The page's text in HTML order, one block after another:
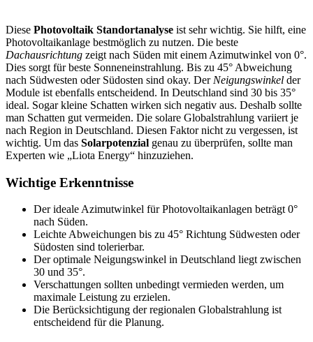
Diese Photovoltaik Standortanalyse ist sehr wichtig. Sie hilft, eine
Photovoltaikanlage bestmöglich zu nutzen. Die beste
Dachausrichtung zeigt nach Süden mit einem Azimutwinkel von 0°.
Dies sorgt für beste Sonneneinstrahlung. Bis zu 45° Abweichung
nach Südwesten oder Südosten sind okay. Der Neigungswinkel der
Module ist ebenfalls entscheidend. In Deutschland sind 30 bis 35°
ideal. Sogar kleine Schatten wirken sich negativ aus. Deshalb sollte
man Schatten gut vermeiden. Die solare Globalstrahlung variiert je
nach Region in Deutschland. Diesen Faktor nicht zu vergessen, ist
wichtig. Um das Solarpotenzial genau zu überprüfen, sollte man
Experten wie „Liota Energy“ hinzuziehen.
Wichtige Erkenntnisse
Der ideale Azimutwinkel für Photovoltaikanlagen beträgt 0°
nach Süden.
Leichte Abweichungen bis zu 45° Richtung Südwesten oder
Südosten sind tolerierbar.
Der optimale Neigungswinkel in Deutschland liegt zwischen
30 und 35°.
Verschattungen sollten unbedingt vermieden werden, um
maximale Leistung zu erzielen.
Die Berücksichtigung der regionalen Globalstrahlung ist
entscheidend für die Planung.